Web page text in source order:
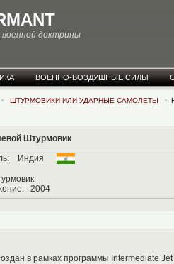
доктрины
ВОЕННО-ВОЗДУШНЫЕ СИЛЫ
ШТУРМОВИКИ ИЛИ УДАРНЫЕ САМОЛЕТЫ
Штурмовик
Индия
2004
в рамках программы Intermediate